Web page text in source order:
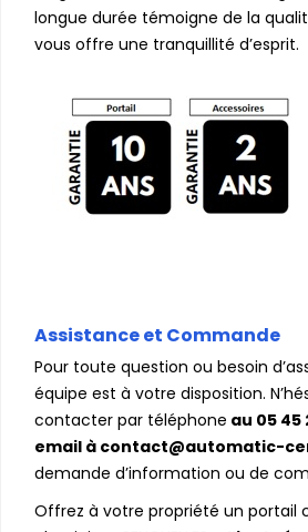
longue durée témoigne de la
vous offre une tranquillité d’esprit.
Assistance et Commande
Pour toute question ou besoin
équipe est à votre disposition.
contacter par téléphone au 05 45
email à contact@automatic-
demande d’information ou de
Offrez à votre propriété un portail